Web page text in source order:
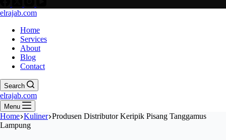
elrajab.com
Home
Services
About
Blog
Contact
Search
elrajab.com
Menu
Home Kuliner Produsen Distributor Keripik Pisang Tanggamus
Lampung